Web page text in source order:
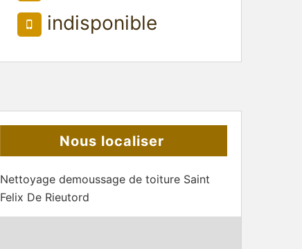
indisponible
Nous localiser
Nettoyage demoussage de toiture Saint
Felix De Rieutord